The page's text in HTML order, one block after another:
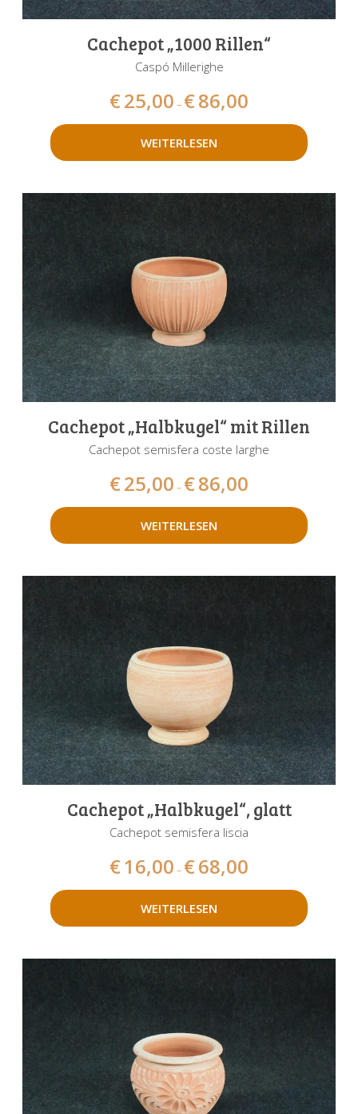
Cachepot „1000 Rillen“
Caspó Millerighe
€25,00 – €86,00
WEITERLESEN
Cachepot „Halbkugel“ mit Rillen
Cachepot semisfera coste larghe
€25,00 – €86,00
WEITERLESEN
Cachepot „Halbkugel“, glatt
Cachepot semisfera liscia
€16,00 – €68,00
WEITERLESEN